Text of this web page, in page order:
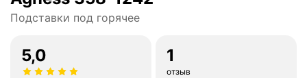
Подставки под горячее
5,0 1
отзыв